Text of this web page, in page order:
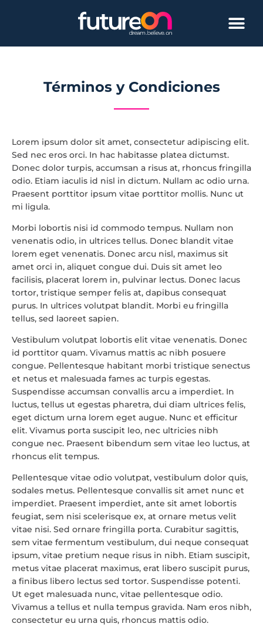
Términos y Condiciones
Lorem ipsum dolor sit amet, consectetur adipiscing elit.
Sed nec eros orci. In hac habitasse platea dictumst.
Donec dolor turpis, accumsan a risus at, rhoncus fringilla
odio. Etiam iaculis id nisl in dictum. Nullam ac odio urna.
Praesent porttitor ipsum vitae porttitor mollis. Nunc ut
mi ligula.
Morbi lobortis nisi id commodo tempus. Nullam non
venenatis odio, in ultrices tellus. Donec blandit vitae
lorem eget venenatis. Donec arcu nisl, maximus sit
amet orci in, aliquet congue dui. Duis sit amet leo
facilisis, placerat lorem in, pulvinar lectus. Donec lacus
tortor, tristique semper felis at, dapibus consequat
purus. In ultrices volutpat blandit. Morbi eu fringilla
tellus, sed laoreet sapien.
Vestibulum volutpat lobortis elit vitae venenatis. Donec
id porttitor quam. Vivamus mattis ac nibh posuere
congue. Pellentesque habitant morbi tristique senectus
et netus et malesuada fames ac turpis egestas.
Suspendisse accumsan convallis arcu a imperdiet. In
luctus, tellus ut egestas pharetra, dui diam ultrices felis,
eget dictum urna lorem eget augue. Nunc et efficitur
elit. Vivamus porta suscipit leo, nec ultricies nibh
congue nec. Praesent bibendum sem vitae leo luctus, at
rhoncus elit tempus.
Pellentesque vitae odio volutpat, vestibulum dolor quis,
sodales metus. Pellentesque convallis sit amet nunc et
imperdiet. Praesent imperdiet, ante sit amet lobortis
feugiat, sem nisi scelerisque ex, at ornare metus velit
vitae nisi. Sed ornare fringilla porta. Curabitur sagittis,
sem vitae fermentum vestibulum, dui neque consequat
ipsum, vitae pretium neque risus in nibh. Etiam suscipit,
metus vitae placerat maximus, erat libero suscipit purus,
a finibus libero lectus sed tortor. Suspendisse potenti.
Ut eget malesuada nunc, vitae pellentesque odio.
Vivamus a tellus et nulla tempus gravida. Nam eros nibh,
consectetur eu urna quis, rhoncus mattis odio.